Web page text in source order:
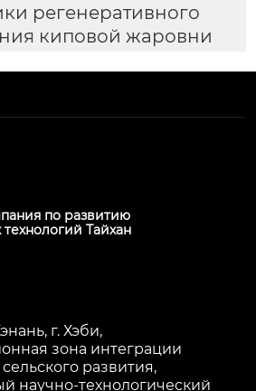
регенеративного
киповой жаровни
по развитию
Тайхан
г. Хэби,
зона интеграции
развития,
научно-технологический